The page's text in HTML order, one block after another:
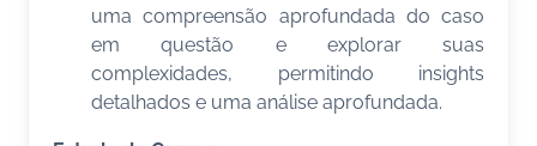
uma compreensão aprofundada do caso
em questão e explorar suas
complexidades, permitindo insights
detalhados e uma análise aprofundada.